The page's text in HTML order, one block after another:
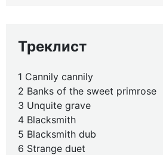
Треклист
1 Cannily cannily
2 Banks of the sweet primrose
3 Unquite grave
4 Blacksmith
5 Blacksmith dub
6 Strange duet